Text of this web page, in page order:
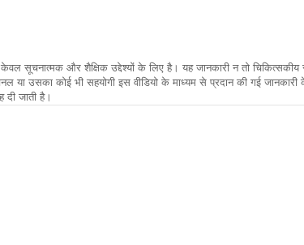
केवल सूचनात्मक और शैक्षिक उद्देश्यों के लिए है। यह जानकारी न तो
या उसका कोई भी सहयोगी इस वीडियो के माध्यम से प्रदान की गई जानकारी के
दी जाती है।